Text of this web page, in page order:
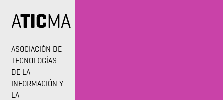
ASOCIACIÓN DE
TECNOLOGÍAS
DE LA
INFORMACIÓN Y
LA